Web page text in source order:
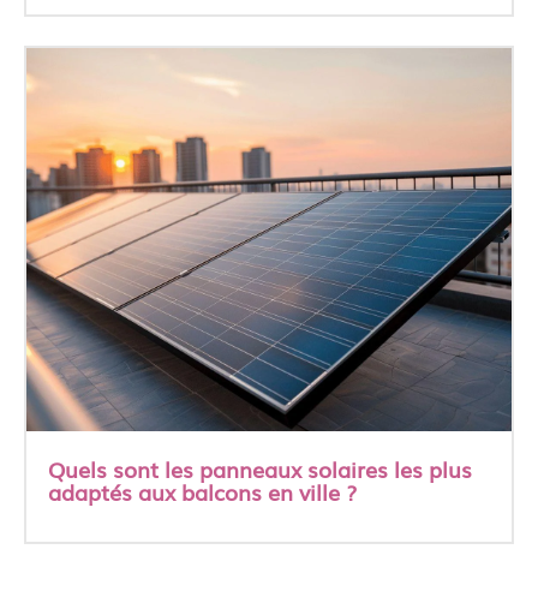
Quels sont les panneaux solaires les plus
adaptés aux balcons en ville ?